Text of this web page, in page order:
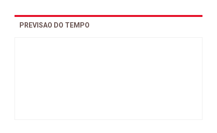
PREVISAO DO TEMPO